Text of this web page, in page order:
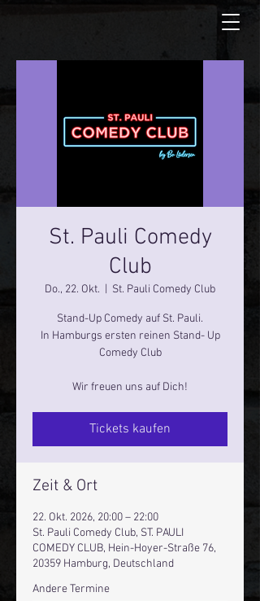
St. Pauli Comedy
Club
Do., 22. Okt. St. Pauli Comedy Club
Stand-Up Comedy auf St. Pauli.
In Hamburgs ersten reinen Stand- Up
Comedy Club
Wir freuen uns auf Dich!
Tickets kaufen
Zeit & Ort
22. Okt. 2026, 20:00 – 22:00
St. Pauli Comedy Club, ST. PAULI
COMEDY CLUB, Hein-Hoyer-Straße 76,
20359 Hamburg, Deutschland
Andere Termine